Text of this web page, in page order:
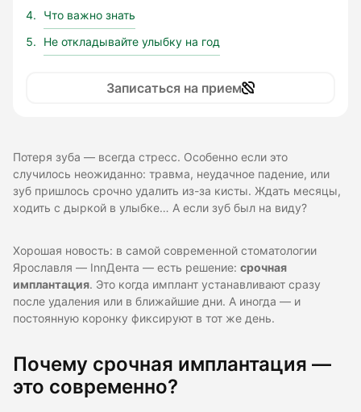
Что важно знать
Не откладывайте улыбку на год
Записаться на прием
Потеря зуба — всегда стресс. Особенно если это
случилось неожиданно: травма, неудачное падение, или
зуб пришлось срочно удалить из-за кисты. Ждать месяцы,
ходить с дыркой в улыбке… А если зуб был на виду?
Хорошая новость: в самой современной стоматологии
Ярославля — InnДента — есть решение: срочная
имплантация. Это когда имплант устанавливают сразу
после удаления или в ближайшие дни. А иногда — и
постоянную коронку фиксируют в тот же день.
Почему срочная имплантация —
это современно?